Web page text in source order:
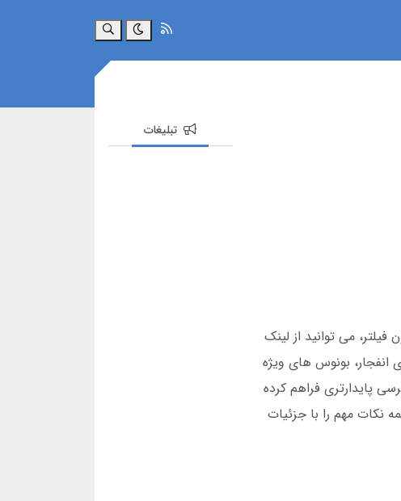
جستجو
می توانید از لینک
می کند و خدماتی مثل بازی انفجار، بونوس های ویژه
هستند که دسترسی پایدارتری فراهم کرده
نکات مهم را با جزئیات
تبلیغات